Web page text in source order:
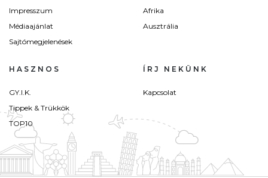
Impresszum
Médiaajánlat
Sajtómegjelenések
Afrika
Ausztrália
HASZNOS
GY.I.K.
Tippek & Trükkök
TOP10
ÍRJ NEKÜNK
Kapcsolat